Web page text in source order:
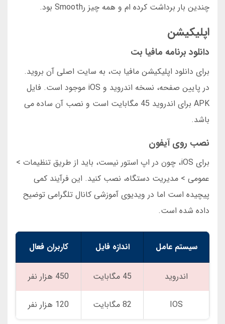
چندین بار برداشت کرده ام و همه چیز رSmooth بود.
اپلیکیشن
دانلود برنامه مافیا بت
برای دانلود اپلیکیشن مافیا بت، به سایت اصلی آن بروید.
در پایین صفحه، نسخه اندروید و iOS موجود است. فایل
APK برای اندروید 45 مگابایت است و نصب آن ساده می
باشد.
نصب روی آیفون
برای iOS، چون در اپ استور نیست، باید از طریق تنظیمات >
عمومی > مدیریت دستگاه، نصب کنید. این فرآیند کمی
پیچیده است اما در ویدیوی آموزشی کانال تلگرامی توضیح
داده شده است.
سیستم عامل اندازه فایل کاربران فعال
اندروید 45 مگابایت 450 هزار نفر
IOS 82 مگابایت 120 هزار نفر